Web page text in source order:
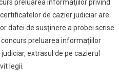
preluarea informaţiilor privind
de cazier judiciar are
datei de susţinere a probei scrise
preluarea informaţiilor
extrasul de pe cazierul
legii.